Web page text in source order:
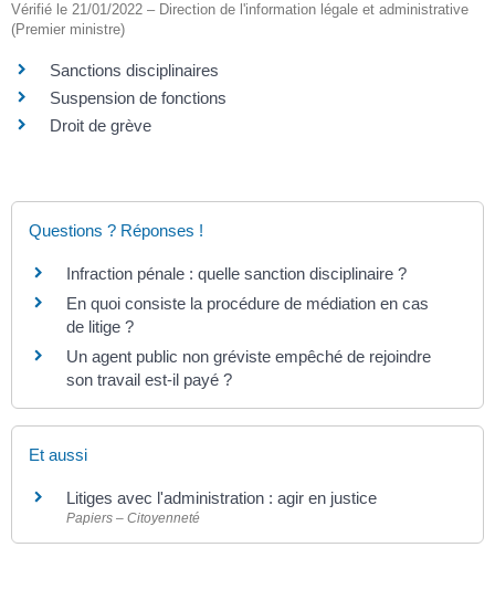
Vérifié le 21/01/2022 – Direction de l'information légale et administrative
(Premier ministre)
Sanctions disciplinaires
Suspension de fonctions
Droit de grève
Questions ? Réponses !
Infraction pénale : quelle sanction disciplinaire ?
En quoi consiste la procédure de médiation en cas
de litige ?
Un agent public non gréviste empêché de rejoindre
son travail est-il payé ?
Et aussi
Litiges avec l'administration : agir en justice
Papiers – Citoyenneté